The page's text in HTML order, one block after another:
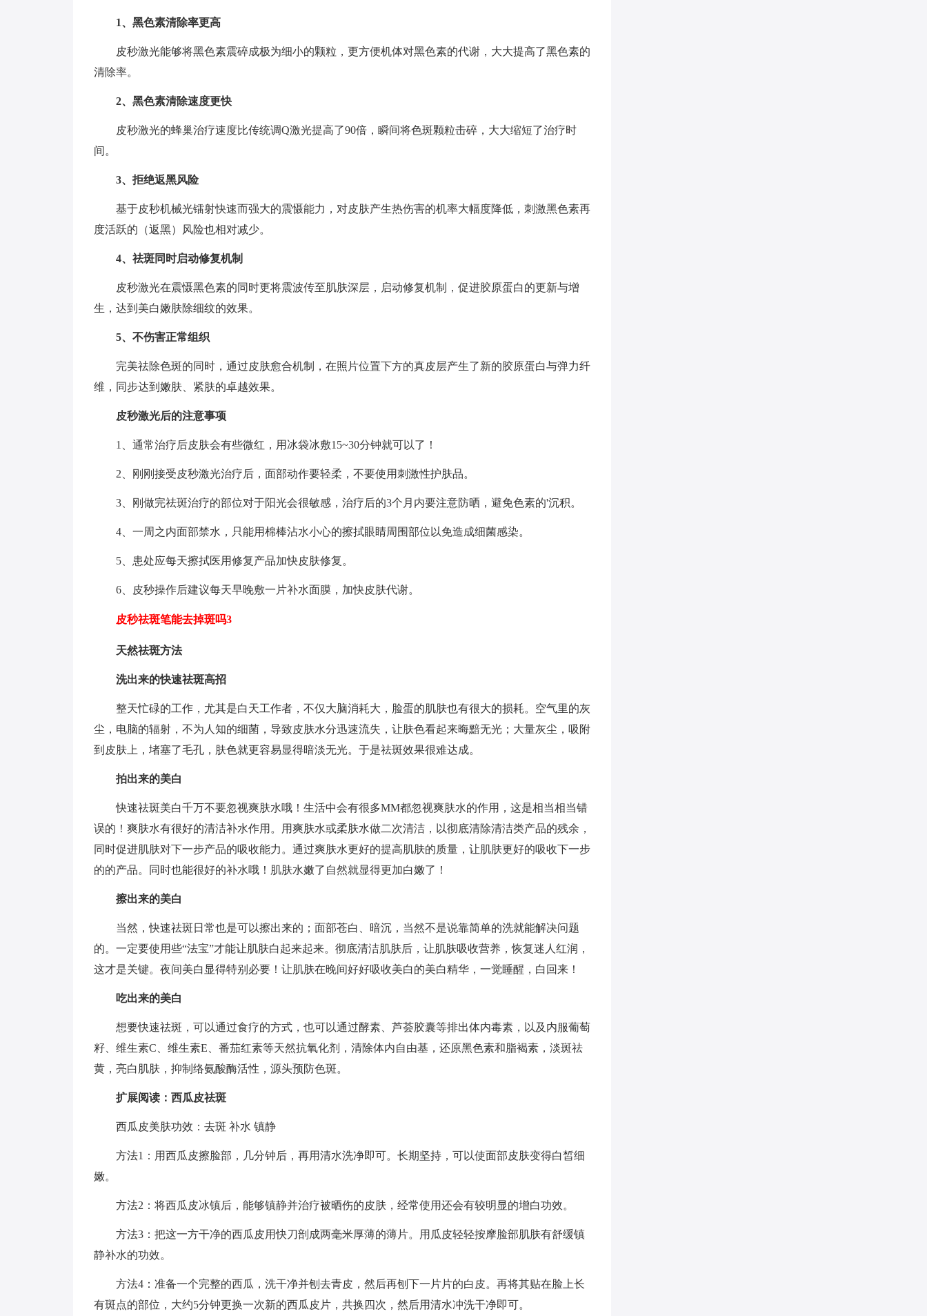
1、黑色素清除率更高
皮秒激光能够将黑色素震碎成极为细小的颗粒，更方便机体对黑色素的代谢，大大提高了黑色素的
清除率。
2、黑色素清除速度更快
皮秒激光的蜂巢治疗速度比传统调Q激光提高了90倍，瞬间将色斑颗粒击碎，大大缩短了治疗时
间。
3、拒绝返黑风险
基于皮秒机械光镭射快速而强大的震慑能力，对皮肤产生热伤害的机率大幅度降低，刺激黑色素再
度活跃的（返黑）风险也相对减少。
4、祛斑同时启动修复机制
皮秒激光在震慑黑色素的同时更将震波传至肌肤深层，启动修复机制，促进胶原蛋白的更新与增
生，达到美白嫩肤除细纹的效果。
5、不伤害正常组织
完美祛除色斑的同时，通过皮肤愈合机制，在照片位置下方的真皮层产生了新的胶原蛋白与弹力纤
维，同步达到嫩肤、紧肤的卓越效果。
皮秒激光后的注意事项
1、通常治疗后皮肤会有些微红，用冰袋冰敷15~30分钟就可以了！
2、刚刚接受皮秒激光治疗后，面部动作要轻柔，不要使用刺激性护肤品。
3、刚做完祛斑治疗的部位对于阳光会很敏感，治疗后的3个月内要注意防晒，避免色素的'沉积。
4、一周之内面部禁水，只能用棉棒沾水小心的擦拭眼睛周围部位以免造成细菌感染。
5、患处应每天擦拭医用修复产品加快皮肤修复。
6、皮秒操作后建议每天早晚敷一片补水面膜，加快皮肤代谢。
皮秒祛斑笔能去掉斑吗3
天然祛斑方法
洗出来的快速祛斑高招
整天忙碌的工作，尤其是白天工作者，不仅大脑消耗大，脸蛋的肌肤也有很大的损耗。空气里的灰
尘，电脑的辐射，不为人知的细菌，导致皮肤水分迅速流失，让肤色看起来晦黯无光；大量灰尘，吸附
到皮肤上，堵塞了毛孔，肤色就更容易显得暗淡无光。于是祛斑效果很难达成。
拍出来的美白
快速祛斑美白千万不要忽视爽肤水哦！生活中会有很多MM都忽视爽肤水的作用，这是相当相当错
误的！爽肤水有很好的清洁补水作用。用爽肤水或柔肤水做二次清洁，以彻底清除清洁类产品的残余，
同时促进肌肤对下一步产品的吸收能力。通过爽肤水更好的提高肌肤的质量，让肌肤更好的吸收下一步
的的产品。同时也能很好的补水哦！肌肤水嫩了自然就显得更加白嫩了！
擦出来的美白
当然，快速祛斑日常也是可以擦出来的；面部苍白、暗沉，当然不是说靠简单的洗就能解决问题
的。一定要使用些“法宝”才能让肌肤白起来起来。彻底清洁肌肤后，让肌肤吸收营养，恢复迷人红润，
这才是关键。夜间美白显得特别必要！让肌肤在晚间好好吸收美白的美白精华，一觉睡醒，白回来！
吃出来的美白
想要快速祛斑，可以通过食疗的方式，也可以通过酵素、芦荟胶囊等排出体内毒素，以及内服葡萄
籽、维生素C、维生素E、番茄红素等天然抗氧化剂，清除体内自由基，还原黑色素和脂褐素，淡斑祛
黄，亮白肌肤，抑制络氨酸酶活性，源头预防色斑。
扩展阅读：西瓜皮祛斑
西瓜皮美肤功效：去斑 补水 镇静
方法1：用西瓜皮擦脸部，几分钟后，再用清水洗净即可。长期坚持，可以使面部皮肤变得白皙细
嫩。
方法2：将西瓜皮冰镇后，能够镇静并治疗被晒伤的皮肤，经常使用还会有较明显的增白功效。
方法3：把这一方干净的西瓜皮用快刀剖成两毫米厚薄的薄片。用瓜皮轻轻按摩脸部肌肤有舒缓镇
静补水的功效。
方法4：准备一个完整的西瓜，洗干净并刨去青皮，然后再刨下一片片的白皮。再将其贴在脸上长
有斑点的部位，大约5分钟更换一次新的西瓜皮片，共换四次，然后用清水冲洗干净即可。